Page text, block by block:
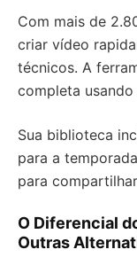
Com mais de
criar vídeo
técnicos. A
completa
Sua biblioteca
para a
para
O Diferencial
Outras